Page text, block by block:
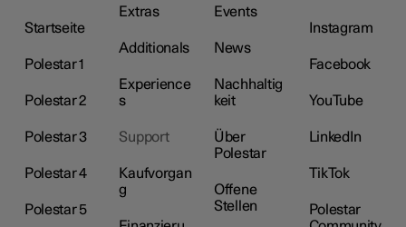
Startseite
Polestar 1
Polestar 2
Polestar 3
Polestar 4
Polestar 5
Extras
Additionals
Experience
s
Support
Kaufvorgan
g
Events
News
Nachhaltig
keit
Über
Polestar
Offene
Stellen
Instagram
Facebook
YouTube
LinkedIn
TikTok
Polestar